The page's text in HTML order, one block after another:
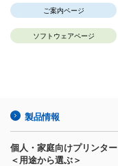
ご案内ページ
ソフトウェアページ
製品情報
個人・家庭向けプリンター
＜用途から選ぶ＞